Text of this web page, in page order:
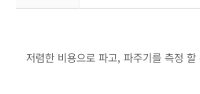
저렴한 비용으로 파고, 파주기를 측정 할